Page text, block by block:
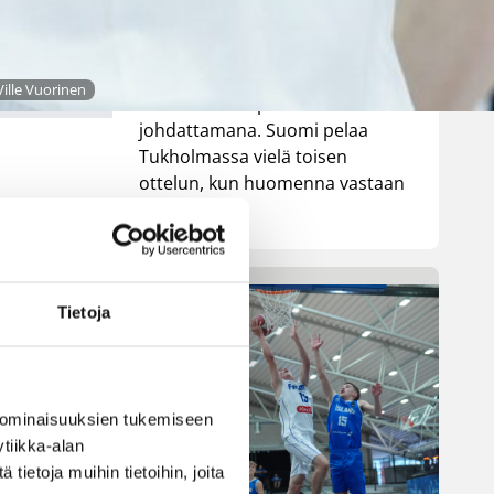
Tietoja
tukemiseen
alan
tietoja muihin tietoihin, joita
Vuorinen
johdattamana. Suomi pelaa
Tukholmassa vielä toisen
ottelun, kun huomenna vastaan